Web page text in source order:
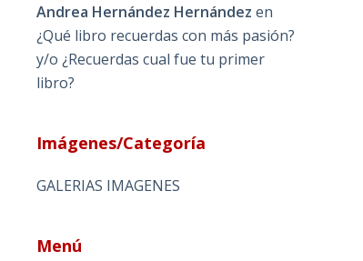
Andrea Hernández Hernández en
¿Qué libro recuerdas con más pasión?
y/o ¿Recuerdas cual fue tu primer
libro?
Imágenes/Categoría
GALERIAS IMAGENES
Menú